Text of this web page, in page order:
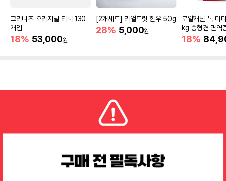
그리니즈 오리지널 티니 130
개입
18% 53,000원
[2개세트] 리얼트릿 한우 50g
28% 5,000원
로얄캐닌 독 미
kg 중형견 면역
18%